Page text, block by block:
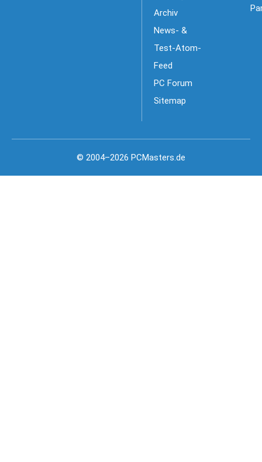
Archiv
News- &
Test-Atom-
Feed
PC Forum
Sitemap
© 2004–2026 PCMasters.de